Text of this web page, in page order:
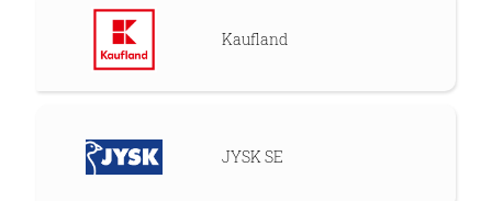
Kaufland
JYSK SE